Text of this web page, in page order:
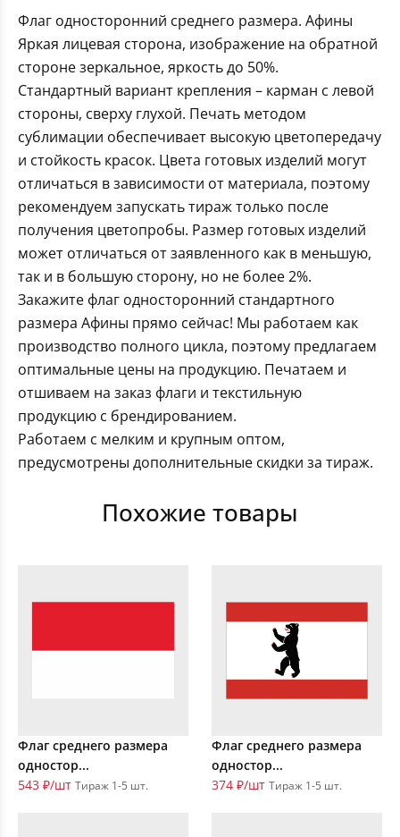
Флаг односторонний среднего размера. Афины
Яркая лицевая сторона, изображение на обратной
стороне зеркальное, яркость до 50%.
Стандартный вариант крепления – карман с левой
стороны, сверху глухой. Печать методом
сублимации обеспечивает высокую цветопередачу
и стойкость красок. Цвета готовых изделий могут
отличаться в зависимости от материала, поэтому
рекомендуем запускать тираж только после
получения цветопробы. Размер готовых изделий
может отличаться от заявленного как в меньшую,
так и в большую сторону, но не более 2%.
Закажите флаг односторонний стандартного
размера Афины прямо сейчас! Мы работаем как
производство полного цикла, поэтому предлагаем
оптимальные цены на продукцию. Печатаем и
отшиваем на заказ флаги и текстильную
продукцию с брендированием.
Работаем с мелким и крупным оптом,
предусмотрены дополнительные скидки за тираж.
Похожие товары
Флаг среднего размера
одностор...
543 ₽/шт Тираж 1-5 шт.
Флаг среднего размера
одностор...
374 ₽/шт Тираж 1-5 шт.